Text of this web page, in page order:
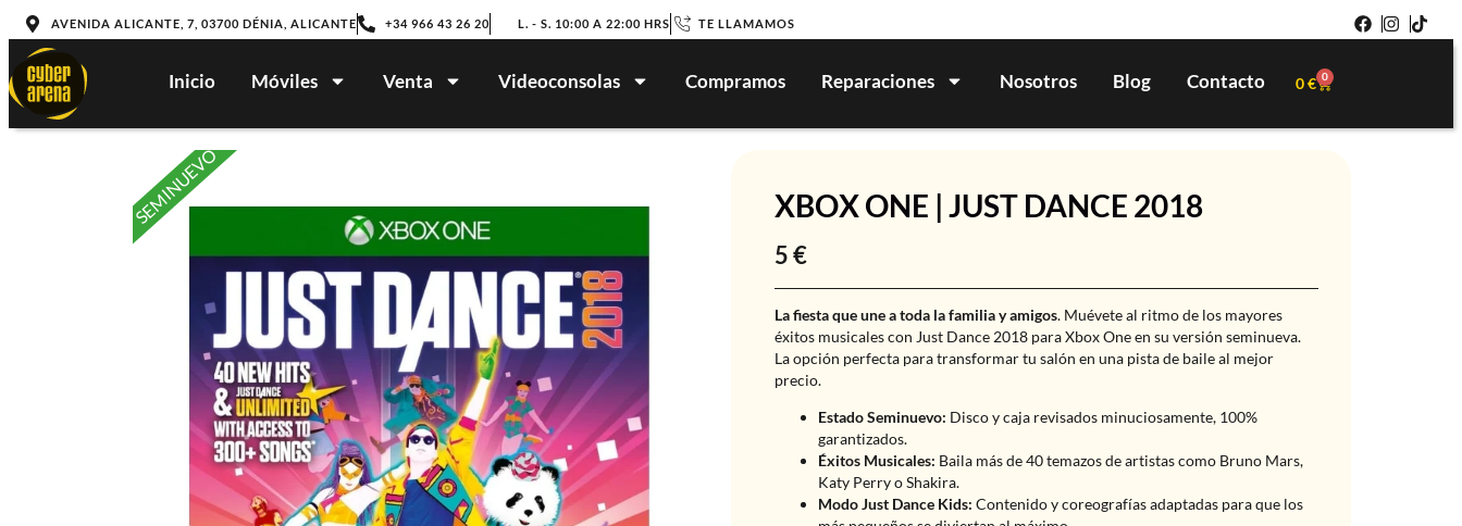
AVENIDA ALICANTE, 7, 03700 DÉNIA, ALICANTE +34 966 43 26 20 L. - S. 10:00 A 22:00 HRS TE LLAMAMOS
Inicio Móviles Venta Videoconsolas Compramos Reparaciones Nosotros Blog Contacto 0€ 0
SEMINUEVO XBOX ONE | JUST DANCE 2018
5€
La fiesta que une a toda la familia y amigos. Muévete al ritmo de los mayores
éxitos musicales con Just Dance 2018 para Xbox One en su versión seminueva.
La opción perfecta para transformar tu salón en una pista de baile al mejor
precio.
Estado Seminuevo: Disco y caja revisados minuciosamente, 100%
garantizados.
Éxitos Musicales: Baila más de 40 temazos de artistas como Bruno Mars,
Katy Perry o Shakira.
Modo Just Dance Kids: Contenido y coreografías adaptadas para que los